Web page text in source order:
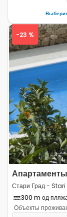
Previous
-23 %
Стари Град -
300 m од
Объекты